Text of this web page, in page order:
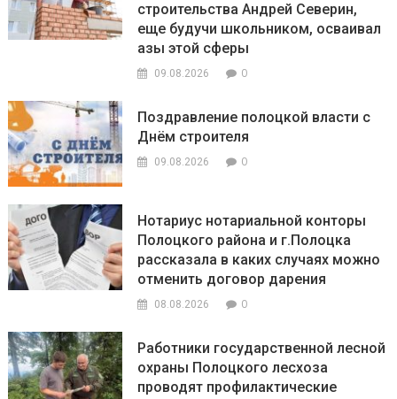
строительства Андрей Северин,
еще будучи школьником, осваивал
азы этой сферы
09.08.2026 0
Поздравление полоцкой власти с
Днём строителя
09.08.2026 0
Нотариус нотариальной конторы
Полоцкого района и г.Полоцка
рассказала в каких случаях можно
отменить договор дарения
08.08.2026 0
Работники государственной лесной
охраны Полоцкого лесхоза
проводят профилактические